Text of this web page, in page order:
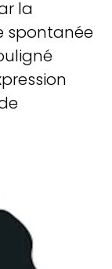
la
spontanée